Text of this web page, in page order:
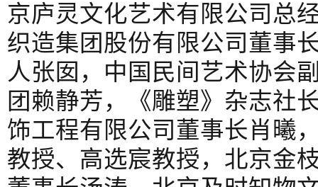
京庐灵文化艺术有限公司总
织造集团股份有限公司董事
人张囡，中国民间艺术协会
团赖静芳，《雕塑》杂志社
饰工程有限公司董事长肖曦
教授、高选宸教授，北京金